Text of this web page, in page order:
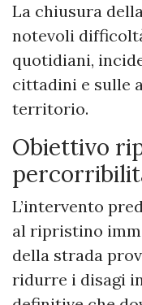
La chiusura
notevoli
quotidiani,
cittadini e sulle
territorio.
Obiettivo
L’intervento
al ripristino
della strada
ridurre i disagi